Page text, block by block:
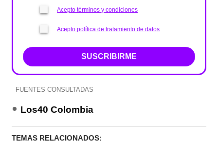
Acepto términos y condiciones
Acepto política de tratamiento de datos
SUSCRIBIRME
FUENTES CONSULTADAS
Los40 Colombia
TEMAS RELACIONADOS: